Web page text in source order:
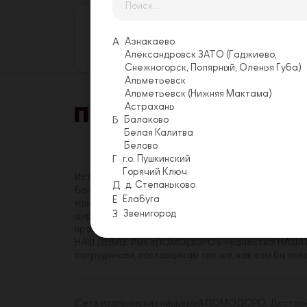
Оставить отзыв
Условия
История «ПОМОДОРО» началась в 2014 году. На
более трехсот сотрудников, имеющих реальную
единомышленников среди коллег. Миссия
широкому кругу посетителей. Принципы,
правиле.
А
Азнакаево
Александровск ЗАТО (Гаджиево,
Снежногорск, Полярный, Оленья Губа)
Альметьевск
Альметьевск (Нижняя Мактама)
Астрахань
Б
Балаково
Белая Калитва
Белово
Г г.о. Пушкинский
Горячий Ключ
Д д. Степаньково
Е Елабуга
З Звенигород